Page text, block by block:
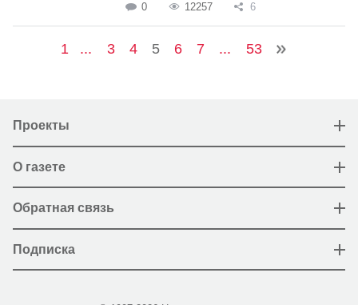
0 12257 6
1 ... 3 4 5 6 7 ... 53
Проекты
О газете
Обратная связь
Подписка